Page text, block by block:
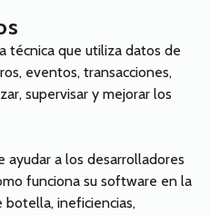
técnica que utiliza datos de
eventos, transacciones,
supervisar y mejorar los
ayudar a los desarrolladores
funciona su software en la
botella, ineficiencias,